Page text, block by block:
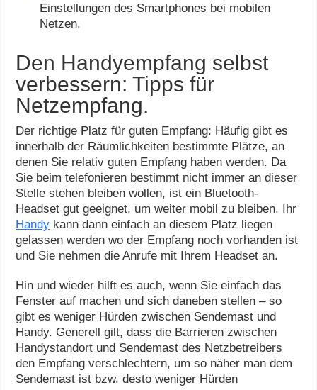
Einstellungen des Smartphones bei mobilen
Netzen.
Den Handyempfang selbst
verbessern: Tipps für
Netzempfang.
Der richtige Platz für guten Empfang: Häufig gibt es
innerhalb der Räumlichkeiten bestimmte Plätze, an
denen Sie relativ guten Empfang haben werden. Da
Sie beim telefonieren bestimmt nicht immer an dieser
Stelle stehen bleiben wollen, ist ein Bluetooth-
Headset gut geeignet, um weiter mobil zu bleiben. Ihr
Handy kann dann einfach an diesem Platz liegen
gelassen werden wo der Empfang noch vorhanden ist
und Sie nehmen die Anrufe mit Ihrem Headset an.
Hin und wieder hilft es auch, wenn Sie einfach das
Fenster auf machen und sich daneben stellen – so
gibt es weniger Hürden zwischen Sendemast und
Handy. Generell gilt, dass die Barrieren zwischen
Handystandort und Sendemast des Netzbetreibers
den Empfang verschlechtern, um so näher man dem
Sendemast ist bzw. desto weniger Hürden